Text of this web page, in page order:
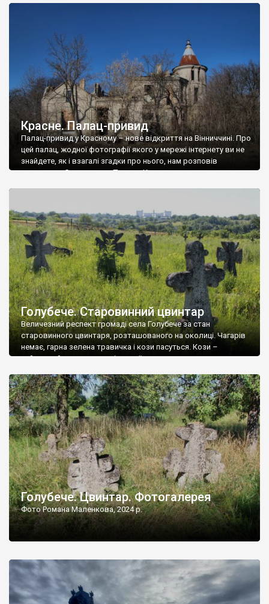
Красне. Палац-привид
Палац-привид у Красному – нове відкриття на Вінниччині. Про
цей палац, жодної фотографії якого у мережі інтернету ви не
знайдете, як і взагалі згадки про нього, нам розповів
мешканець Самгородка. Палац у Красному вразив не лише
Голубече. Старовинний цвинтар
Величезний респект громаді села Голубече за стан
старовинного цвинтаря, розташованого на околиці. Чагарів
немає, гарна зелена травичка і кози пасуться. Кози –
найкращий регулятор шкідливої, для старих кладовищ,
бруньками, кози ті бруньки обгризають, бо то улюблений
делікатес. На цвинтарі у Голубечому ціла колекція
різноманітних форм хрестів. Село відносно невелике, […]
Голубече. Цвинтар. Фотогалерея
Фото Романа Маленкова, 2024 р.